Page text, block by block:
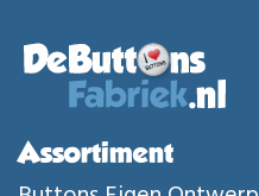
Assortiment